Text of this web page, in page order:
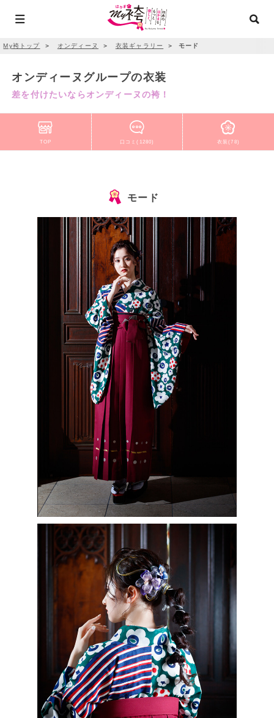
My袴トップ ＞ オンディーヌ ＞ 衣装ギャラリー ＞ モード
オンディーヌグループの衣装
差を付けたいならオンディーヌの袴！
TOP 口コミ(1280) 衣装(78)
モード